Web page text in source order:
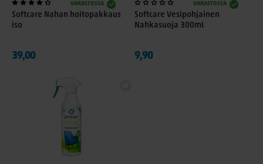
VARASTOSSA
Softcare Nahan hoitopakkaus
iso
39,00
VARASTOSSA
Softcare Vesipohjainen
Nahkasuoja 300ml
9,90